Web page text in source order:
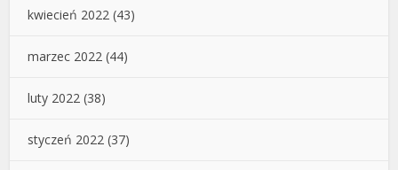
kwiecień 2022 (43)
marzec 2022 (44)
luty 2022 (38)
styczeń 2022 (37)